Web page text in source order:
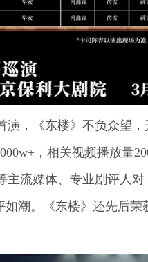
演，《东楼》不负众望
，相关视频播放量
主流媒体、专业剧评人
潮。《东楼》还先后